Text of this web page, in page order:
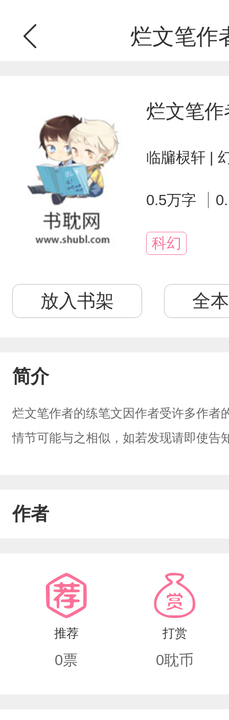
烂文笔作
烂文笔
临牖棂轩 |
0.5万字
科幻
放入书架 全
简介
烂文笔作者的练笔文因作者受许多作者
情节可能与之相似，如若发现请即使告
作者
推荐
0票
打赏
0耽币